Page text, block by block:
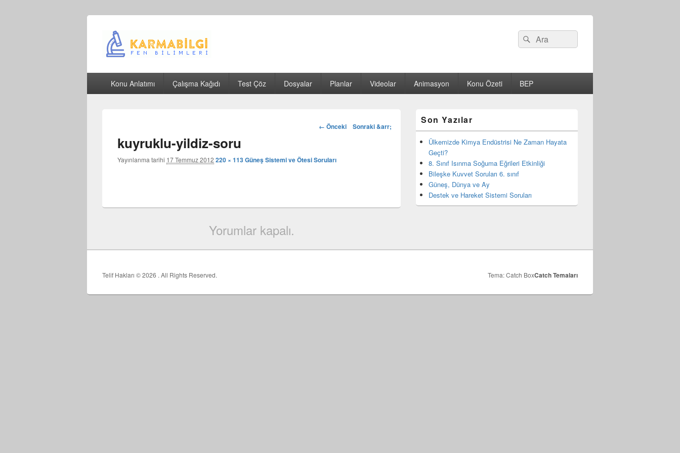
Search
for:
Ara
Konu Anlatımı Çalışma Kağıdı Test Çöz Dosyalar Planlar Videolar Animasyon Konu Özeti BEP
Görsel
← Önceki Sonraki &arr;
kuyruklu-yildiz-soru
Yayınlanma tarihi 17 Temmuz 2012 220 × 113Güneş Sistemi ve Ötesi Soruları
Yorumlar kapalı.
yan
bar
eklenti
bölgesi
Son Yazılar
Ülkemizde Kimya Endüstrisi Ne Zaman Hayata
Geçti?
8. Sınıf Isınma Soğuma Eğrileri Etkinliği
Bileşke Kuvvet Soruları 6. sınıf
Güneş, Dünya ve Ay
Destek ve Hareket Sistemi Soruları
Telif Hakları © 2026 . All Rights Reserved. Tema: Catch BoxCatch Temaları